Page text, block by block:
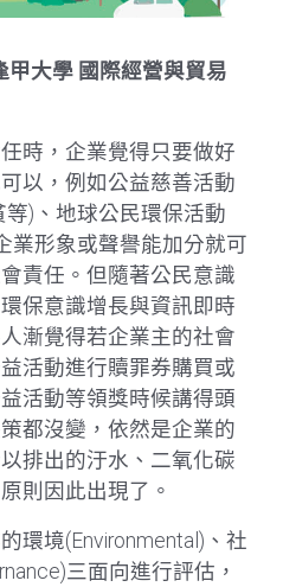
甲大學 國際經營與貿易
時，企業覺得只要做好
以，例如公益慈善活動
)、地球公民環保活動
業形象或聲譽能加分就可
責任。但隨著公民意識
保意識增長與資訊即時
漸覺得若企業主的社會
活動進行贖罪券購買或
活動等領獎時候講得頭
都沒變，依然是企業的
排出的汙水、二氧化碳
則因此出現了。
環境(Environmental)、社
三面向進行評估，